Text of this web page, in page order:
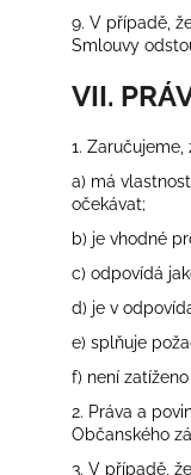
9. V případě,
Smlouvy
VII.
1. Zaručujeme,
a) má
očekávat;
b) je vhodné
c) odpovídá
d) je v
e) splňuje
f) není
2. Práva a
Občanského
3. V případě,